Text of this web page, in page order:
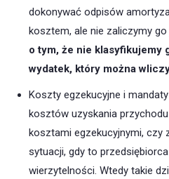
dokonywać odpisów
kosztem, ale nie zaliczymy
o tym, że nie klasyfikujemy
wydatek, który można
Koszty egzekucyjne i
kosztów uzyskania
kosztami egzekucyjnymi, czy
sytuacji, gdy to
wierzytelności. Wtedy takie